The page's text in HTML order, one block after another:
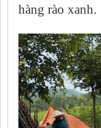
hàng rào xanh.